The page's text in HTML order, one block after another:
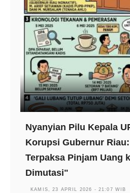
Nyanyian Pilu Kepala
Korupsi Gubernur
Terpaksa Pinjam Uang
Dimutasi"
KAMIS, 23 APRIL 2026 - 21:07 WIB